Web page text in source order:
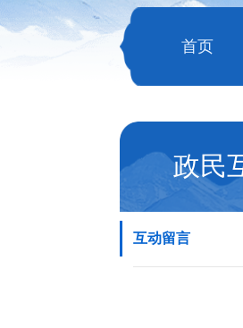
首页
政民
互动留言